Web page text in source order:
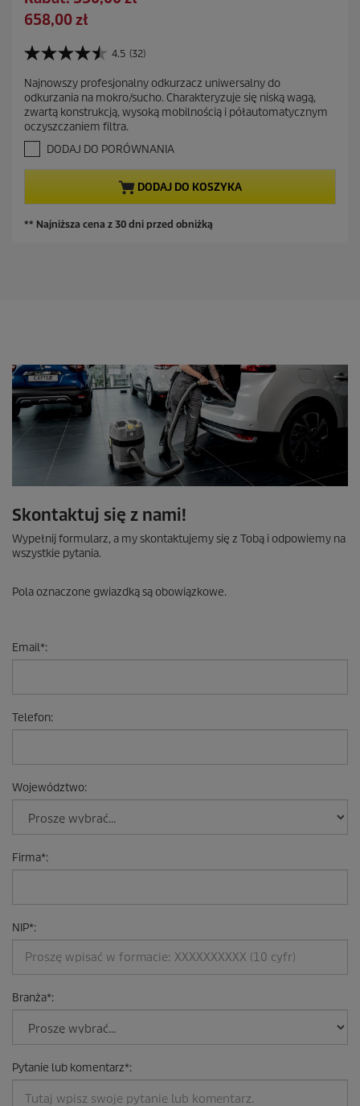
a
r
c
n
a
s
c
ę
d
z
a
s
z
A
t
a
l
n
a
c
658,00 zł
4.5 (32)
4
5
n
a
5
w
z
d
n
z
j
i
Najnowszy profesjonalny odkurzacz uniwersalny do
odkurzania na mokro/sucho. Charakteryzuje się niską wagą,
zwartą konstrukcją, wysoką mobilnością i półautomatycznym
oczyszczaniem filtra.
DODAJ DO PORÓWNANIA
DODAJ DO KOSZYKA
** Najniższa cena z 30 dni przed obniżką
Skontaktuj się z nami!
Wypełnij formularz, a my skontaktujemy się z Tobą i odpowiemy na
wszystkie pytania.
Pola oznaczone gwiazdką są obowiązkowe.
Email*:
Telefon:
Województwo:
Firma*:
NIP*:
Branża*:
Pytanie lub komentarz*: